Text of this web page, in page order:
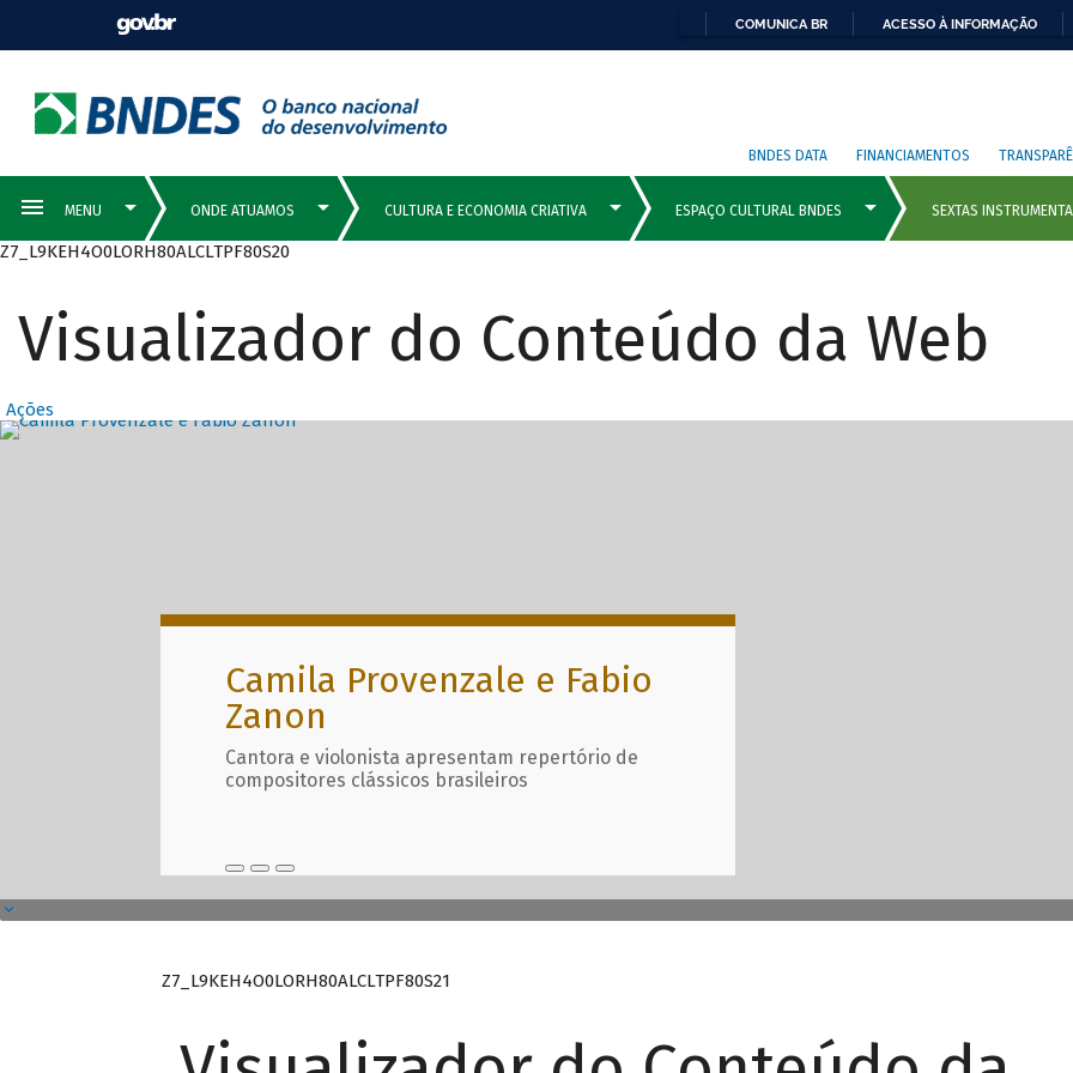
COMUNICA BR ACESSO À INFORMAÇÃO
BNDES DATA FINANCIAMENTOS
Z7_L9KEH4O0LORH80ALCLTPF80S20
Visualizador do Conteúdo da Web
Ações
Destaques Principais com
Camila Provenzale e Fabio
Zanon
Cantora e violonista apresentam repertório de
compositores clássicos brasileiros
Z7_L9KEH4O0LORH80ALCLTPF80S21